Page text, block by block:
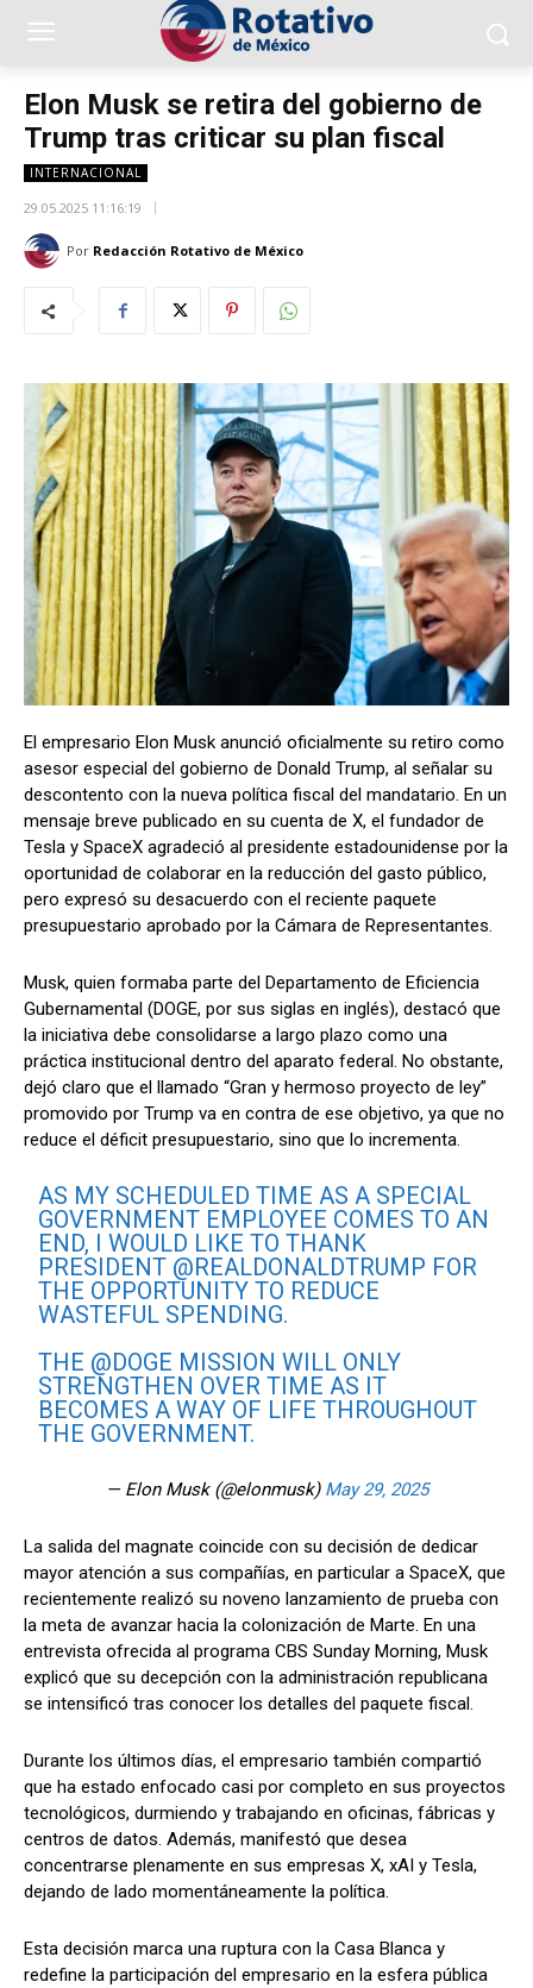
Elon Musk se retira del gobierno de
Trump tras criticar su plan fiscal
INTERNACIONAL
29.05.2025 11:16:19
Por Redacción Rotativo de México
El empresario Elon Musk anunció oficialmente su retiro como
asesor especial del gobierno de Donald Trump, al señalar su
descontento con la nueva política fiscal del mandatario. En un
mensaje breve publicado en su cuenta de X, el fundador de
Tesla y SpaceX agradeció al presidente estadounidense por la
oportunidad de colaborar en la reducción del gasto público,
pero expresó su desacuerdo con el reciente paquete
presupuestario aprobado por la Cámara de Representantes.
Musk, quien formaba parte del Departamento de Eficiencia
Gubernamental (DOGE, por sus siglas en inglés), destacó que
la iniciativa debe consolidarse a largo plazo como una
práctica institucional dentro del aparato federal. No obstante,
dejó claro que el llamado “Gran y hermoso proyecto de ley”
promovido por Trump va en contra de ese objetivo, ya que no
reduce el déficit presupuestario, sino que lo incrementa.
AS MY SCHEDULED TIME AS A SPECIAL
GOVERNMENT EMPLOYEE COMES TO AN
END, I WOULD LIKE TO THANK
PRESIDENT @REALDONALDTRUMP FOR
THE OPPORTUNITY TO REDUCE
WASTEFUL SPENDING.
THE @DOGE MISSION WILL ONLY
STRENGTHEN OVER TIME AS IT
BECOMES A WAY OF LIFE THROUGHOUT
THE GOVERNMENT.
— Elon Musk (@elonmusk) May 29, 2025
La salida del magnate coincide con su decisión de dedicar
mayor atención a sus compañías, en particular a SpaceX, que
recientemente realizó su noveno lanzamiento de prueba con
la meta de avanzar hacia la colonización de Marte. En una
entrevista ofrecida al programa CBS Sunday Morning, Musk
explicó que su decepción con la administración republicana
se intensificó tras conocer los detalles del paquete fiscal.
Durante los últimos días, el empresario también compartió
que ha estado enfocado casi por completo en sus proyectos
tecnológicos, durmiendo y trabajando en oficinas, fábricas y
centros de datos. Además, manifestó que desea
concentrarse plenamente en sus empresas X, xAI y Tesla,
dejando de lado momentáneamente la política.
Esta decisión marca una ruptura con la Casa Blanca y
redefine la participación del empresario en la esfera pública